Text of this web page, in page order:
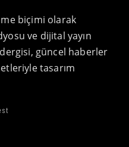
biçimi olarak
ve dijital yayın
güncel haberler
tasarım